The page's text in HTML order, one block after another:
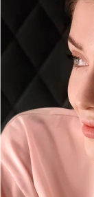
FAQ™ Pure
BREAKING
issa™ Teeth
Français
Polski
Türkçe